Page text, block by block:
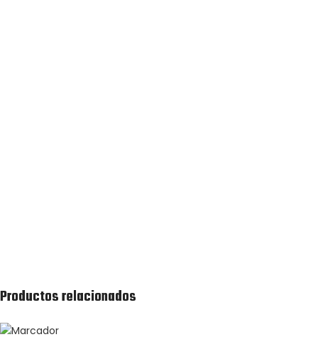
Productos relacionados